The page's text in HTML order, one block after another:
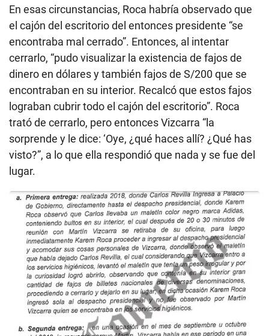
En esas circunstancias, Roca habría observado que
el cajón del escritorio del entonces presidente “se
encontraba mal cerrado”. Entonces, al intentar
cerrarlo, “pudo visualizar la existencia de fajos de
dinero en dólares y también fajos de S/200 que se
encontraban en su interior. Recalcó que estos fajos
lograban cubrir todo el cajón del escritorio”. Roca
trató de cerrarlo, pero entonces Vizcarra “la
sorprende y le dice: ‘Oye, ¿qué haces allí? ¿Qué has
visto?”, a lo que ella respondió que nada y se fue del
lugar.